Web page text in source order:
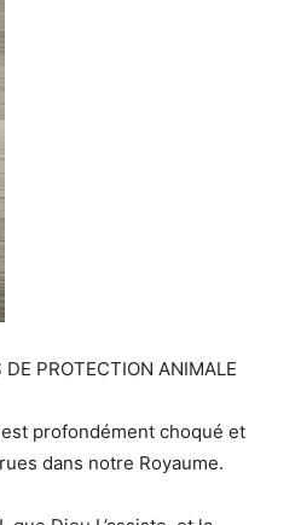
PROTECTION ANIMALE
profondément choqué et
dans notre Royaume.